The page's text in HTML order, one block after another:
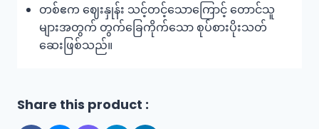
တစ်ဧက ဈေးနှုန်း သင့်တင့်သောကြောင့် တောင်သူ
များအတွက် တွက်ခြေကိုက်သော စုပ်စားပိုးသတ်
ဆေးဖြစ်သည်။
Share this product :